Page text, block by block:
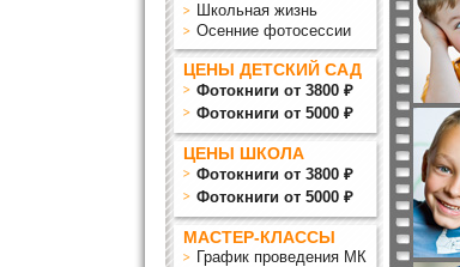
Школьная жизнь
Осенние фотосессии
ЦЕНЫ ДЕТСКИЙ САД
Фотокниги от 3800 ₽
Фотокниги от 5000 ₽
ЦЕНЫ ШКОЛА
Фотокниги от 3800 ₽
Фотокниги от 5000 ₽
МАСТЕР-КЛАССЫ
График проведения МК